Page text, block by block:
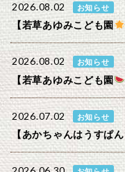
2026.08.02 お知らせ
【若草あゆみこども園
2026.08.02 お知らせ
【若草あゆみこども園
2026.07.02 お知らせ
【あかちゃんはうすぱ